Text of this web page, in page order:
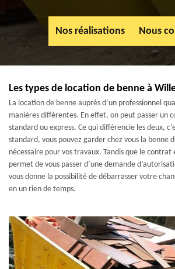
Nos réalisations Nous
Les types de location de benne à
La location de benne auprès d’un professionnel
manières différentes. En effet, on peut passer un
standard ou express. Ce qui différencie les deux,
standard, vous pouvez garder chez vous la benne
nécessaire pour vos travaux. Tandis que le contrat
permet de vous passer d’une demande
vous donne la possibilité de débarrasser votre
en un rien de temps.